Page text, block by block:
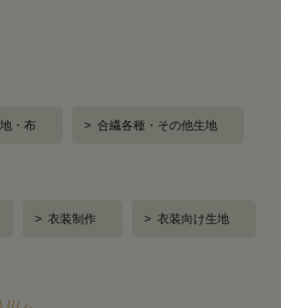
・布 > 合繊各種・その他生地
> 衣装制作 > 衣装向け生地